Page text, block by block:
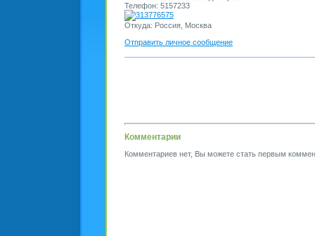
Телефон: 5157233
313776575
Откуда: Россия, Москва
Отправить личное сообщение
Комментарии
Комментариев нет, Вы можете стать первым